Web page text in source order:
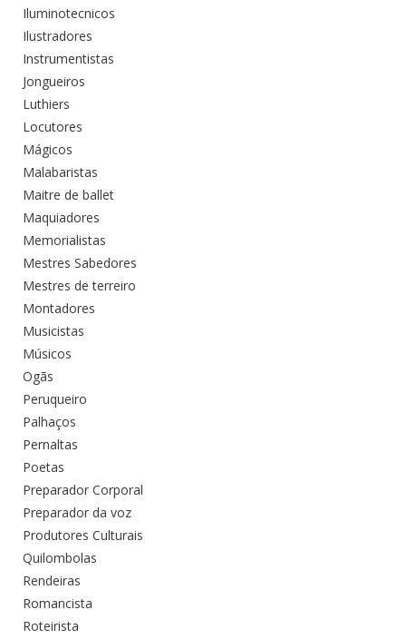
Iluminotecnicos
Ilustradores
Instrumentistas
Jongueiros
Luthiers
Locutores
Mágicos
Malabaristas
Maitre de ballet
Maquiadores
Memorialistas
Mestres Sabedores
Mestres de terreiro
Montadores
Musicistas
Músicos
Ogãs
Peruqueiro
Palhaços
Pernaltas
Poetas
Preparador Corporal
Preparador da voz
Produtores Culturais
Quilombolas
Rendeiras
Romancista
Roteirista